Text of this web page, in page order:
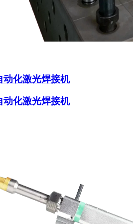
化激光焊接机
化激光焊接机